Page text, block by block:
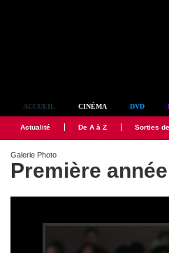
ACCUEIL CINÉMA DVD
Actualité De A à Z Sorties
Galerie Photo
Première année